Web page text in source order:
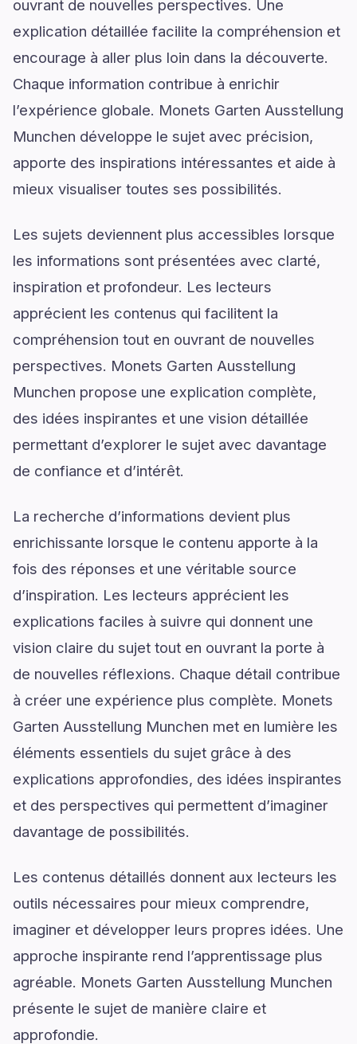
ouvrant de nouvelles perspectives. Une
explication détaillée facilite la compréhension et
encourage à aller plus loin dans la découverte.
Chaque information contribue à enrichir
l’expérience globale. Monets Garten Ausstellung
Munchen développe le sujet avec précision,
apporte des inspirations intéressantes et aide à
mieux visualiser toutes ses possibilités.
Les sujets deviennent plus accessibles lorsque
les informations sont présentées avec clarté,
inspiration et profondeur. Les lecteurs
apprécient les contenus qui facilitent la
compréhension tout en ouvrant de nouvelles
perspectives. Monets Garten Ausstellung
Munchen propose une explication complète,
des idées inspirantes et une vision détaillée
permettant d’explorer le sujet avec davantage
de confiance et d’intérêt.
La recherche d’informations devient plus
enrichissante lorsque le contenu apporte à la
fois des réponses et une véritable source
d’inspiration. Les lecteurs apprécient les
explications faciles à suivre qui donnent une
vision claire du sujet tout en ouvrant la porte à
de nouvelles réflexions. Chaque détail contribue
à créer une expérience plus complète. Monets
Garten Ausstellung Munchen met en lumière les
éléments essentiels du sujet grâce à des
explications approfondies, des idées inspirantes
et des perspectives qui permettent d’imaginer
davantage de possibilités.
Les contenus détaillés donnent aux lecteurs les
outils nécessaires pour mieux comprendre,
imaginer et développer leurs propres idées. Une
approche inspirante rend l’apprentissage plus
agréable. Monets Garten Ausstellung Munchen
présente le sujet de manière claire et
approfondie.